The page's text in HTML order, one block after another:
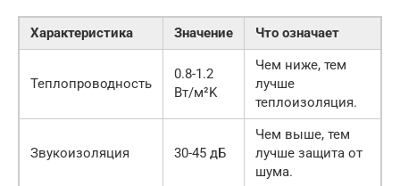
Характеристика Значение Что означает
Теплопроводность
0.8-1.2
Вт/м²K
Чем ниже, тем
лучше
теплоизоляция.
Звукоизоляция 30-45 дБ
Чем выше, тем
лучше защита от
шума.